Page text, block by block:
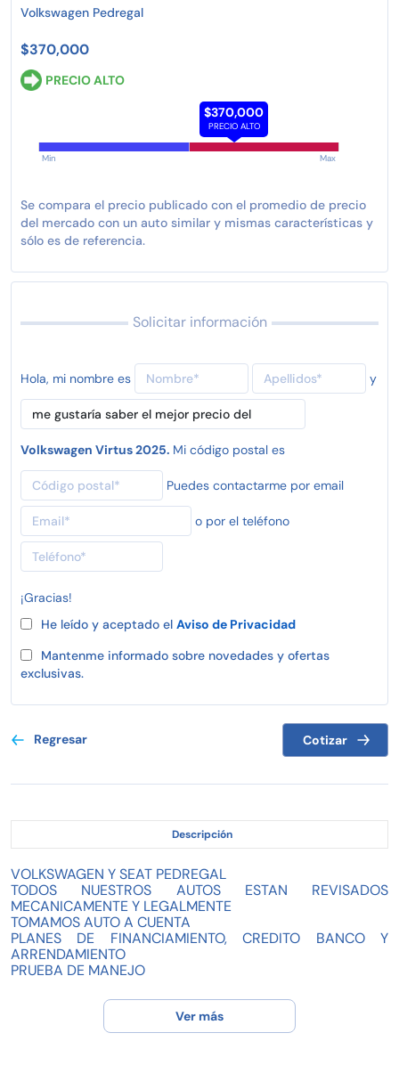
Volkswagen Pedregal
$370,000
PRECIO ALTO
$370,000
PRECIO ALTO
Min Max
Se compara el precio publicado con el promedio de precio
del mercado con un auto similar y mismas características y
sólo es de referencia.
Solicitar información
Hola, mi nombre es y
Volkswagen Virtus 2025. Mi código postal es
Puedes contactarme por email
o por el teléfono
¡Gracias!
He leído y aceptado el Aviso de Privacidad
Mantenme informado sobre novedades y ofertas
exclusivas.
Regresar Cotizar
Descripción
VOLKSWAGEN Y SEAT PEDREGAL
TODOS NUESTROS AUTOS ESTAN REVISADOS
MECANICAMENTE Y LEGALMENTE
TOMAMOS AUTO A CUENTA
PLANES DE FINANCIAMIENTO, CREDITO BANCO Y
ARRENDAMIENTO
PRUEBA DE MANEJO
Lunes a Viernes: 9:00am a 7:00pm, Sábados: 9:00am a
4:00pm, Domingo: 11:00am a 4:00pm
Ver más